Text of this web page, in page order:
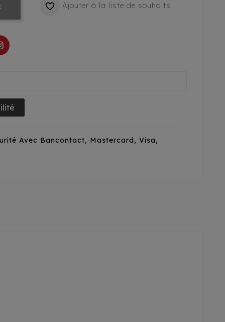
 Ajouter à la liste de souhaits
Avec Bancontact, Mastercard, Visa,